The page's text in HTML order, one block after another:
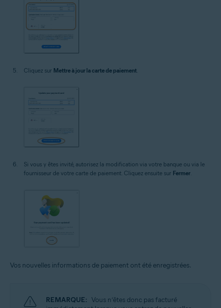
Cliquez sur Mettre à jour la carte de paiement
Si vous y êtes invité, autorisez la modification via votre banque ou via le
fournisseur de votre carte de paiement. Cliquez ensuite sur Fermer.
Vos nouvelles informations de paiement ont été enregistrées.
REMARQUE: Vous n’êtes donc pas facturé